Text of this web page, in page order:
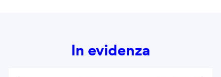
In evidenza